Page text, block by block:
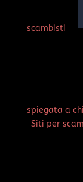
scambisti
spiegata a
Siti per